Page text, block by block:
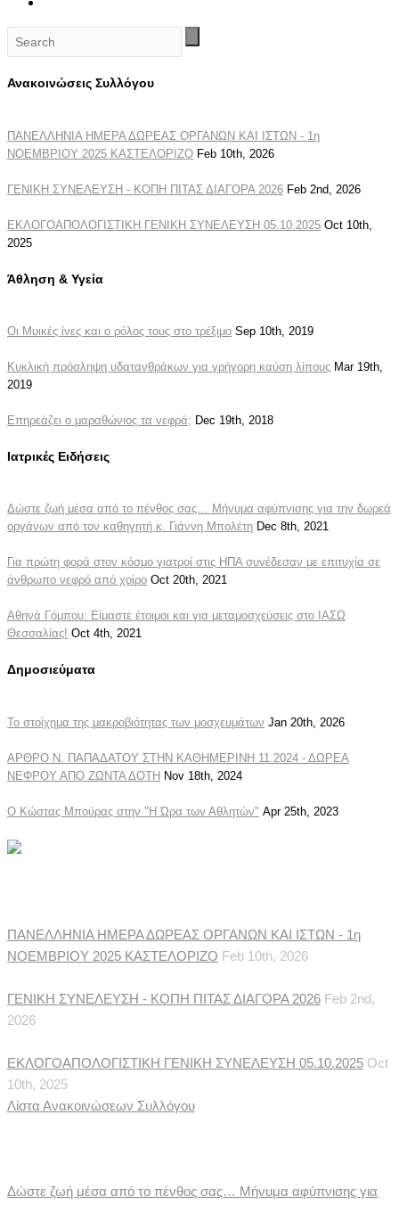
Ανακοινώσεις Συλλόγου
ΠΑΝΕΛΛΗΝΙΑ ΗΜΕΡΑ ΔΩΡΕΑΣ ΟΡΓΑΝΩΝ ΚΑΙ ΙΣΤΩΝ - 1η
ΝΟΕΜΒΡΙΟΥ 2025 ΚΑΣΤΕΛΟΡΙΖΟ Feb 10th, 2026
ΓΕΝΙΚΗ ΣΥΝΕΛΕΥΣΗ - ΚΟΠΗ ΠΙΤΑΣ ΔΙΑΓΟΡΑ 2026 Feb 2nd, 2026
ΕΚΛΟΓΟΑΠΟΛΟΓΙΣΤΙΚΗ ΓΕΝΙΚΗ ΣΥΝΕΛΕΥΣΗ 05.10.2025 Oct 10th,
2025
Άθληση & Υγεία
Οι Μυικές ίνες και ο ρόλος τους στο τρέξιμο Sep 10th, 2019
Κυκλική πρόσληψη υδατανθράκων για γρήγορη καύση λίπους Mar 19th,
2019
Επηρεάζει ο μαραθώνιος τα νεφρά; Dec 19th, 2018
Ιατρικές Ειδήσεις
Δώστε ζωή μέσα από το πένθος σας… Μήνυμα αφύπνισης για την δωρεά
οργάνων από τον καθηγητή κ. Γιάννη Μπολέτη Dec 8th, 2021
Για πρώτη φορά στον κόσμο γιατροί στις ΗΠΑ συνέδεσαν με επιτυχία σε
άνθρωπο νεφρό από χοίρο Oct 20th, 2021
Αθηνά Γόμπου: Είμαστε έτοιμοι και για μεταμοσχεύσεις στο ΙΑΣΩ
Θεσσαλίας! Oct 4th, 2021
Δημοσιεύματα
Το στοίχημα της μακροβιότητας των μοσχευμάτων Jan 20th, 2026
ΑΡΘΡΟ Ν. ΠΑΠΑΔΑΤΟΥ ΣΤΗΝ ΚΑΘΗΜΕΡΙΝΗ 11.2024 - ΔΩΡΕΑ
ΝΕΦΡΟΥ ΑΠΟ ΖΩΝΤΑ ΔΟΤΗ Nov 18th, 2024
Ο Κώστας Μπούρας στην "Η Ώρα των Αθλητών" Apr 25th, 2023
ΠΑΝΕΛΛΗΝΙΑ ΗΜΕΡΑ ΔΩΡΕΑΣ ΟΡΓΑΝΩΝ ΚΑΙ ΙΣΤΩΝ - 1η
ΝΟΕΜΒΡΙΟΥ 2025 ΚΑΣΤΕΛΟΡΙΖΟ Feb 10th, 2026
ΓΕΝΙΚΗ ΣΥΝΕΛΕΥΣΗ - ΚΟΠΗ ΠΙΤΑΣ ΔΙΑΓΟΡΑ 2026 Feb 2nd,
2026
ΕΚΛΟΓΟΑΠΟΛΟΓΙΣΤΙΚΗ ΓΕΝΙΚΗ ΣΥΝΕΛΕΥΣΗ 05.10.2025 Oct
10th, 2025
Λίστα Ανακοινώσεων Συλλόγου
Δώστε ζωή μέσα από το πένθος σας… Μήνυμα αφύπνισης για